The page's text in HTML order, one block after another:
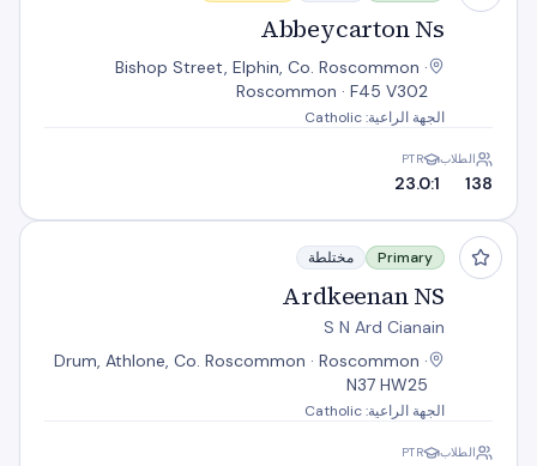
Abbeycarton Ns
Bishop Street, Elphin, Co. Roscommon ·
Roscommon · F45 V302
الجهة الراعية: Catholic
الطلاب
138
PTR
23.0:1
Ardkeenan NS
Primary مختلطة
Ardkeenan NS
S N Ard Cianain
Drum, Athlone, Co. Roscommon · Roscommon ·
N37 HW25
الجهة الراعية: Catholic
الطلاب PTR